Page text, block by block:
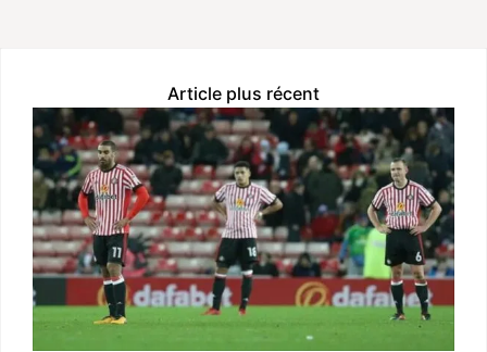
Article plus récent